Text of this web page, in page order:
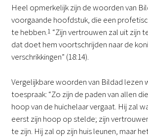
Heel opmerkelijk zijn de woorden van
voorgaande hoofdstuk, die een
te hebben.1 “Zijn vertrouwen zal uit zijn
dat doet hem voortschrijden naar de
verschrikkingen” (18:14).
Vergelijkbare woorden van Bildad lezen
toespraak: “Zo zijn de paden van allen
hoop van de huichelaar vergaat. Hij zal
eerst zijn hoop op stelde; zijn
te zijn. Hij zal op zijn huis leunen, maar